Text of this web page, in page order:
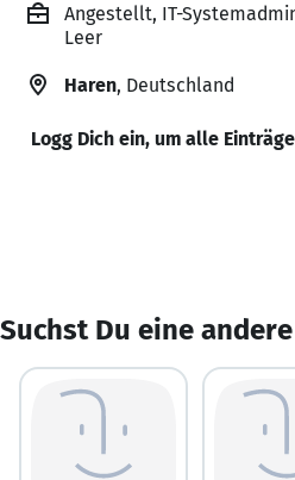
Angestellt, IT-
Leer
Haren, Deutschland
Logg Dich ein, um alle
Suchst Du eine